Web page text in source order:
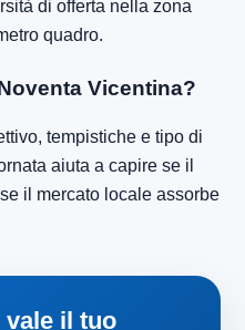
di offerta nella zona
quadro.
Vicentina?
tempistiche e tipo di
aiuta a capire se il
il mercato locale assorbe
vale il tuo